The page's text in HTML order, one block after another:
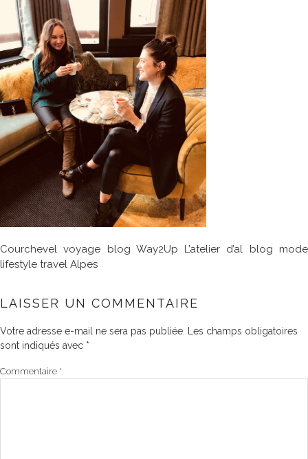
Courchevel voyage blog Way2Up L’atelier d’al blog mode
lifestyle travel Alpes
LAISSER UN COMMENTAIRE
Votre adresse e-mail ne sera pas publiée.
Les champs obligatoires
sont indiqués avec *
Commentaire *